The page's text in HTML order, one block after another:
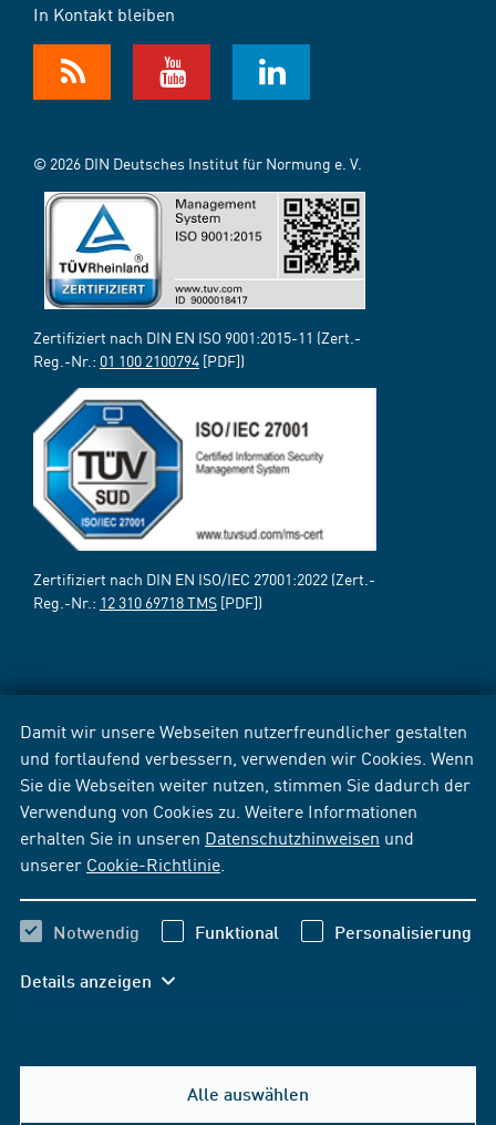
Damit wir unsere Webseiten nutzerfreundlicher gestalten
und fortlaufend verbessern, verwenden wir Cookies. Wenn
Sie die Webseiten weiter nutzen, stimmen Sie dadurch der
Verwendung von Cookies zu. Weitere Informationen
erhalten Sie in unseren Datenschutzhinweisen und
unserer Cookie-Richtlinie
Notwendig Funktional Personalisierung
Details anzeigen
Alle auswählen
In Kontakt bleiben
© 2026 DIN Deutsches Institut für Normung e. V.
Zertifiziert nach DIN EN ISO 9001:2015-11 (Zert.-
Reg.-Nr.: 01 100 2100794 [PDF])
Zertifiziert nach DIN EN ISO/IEC 27001:2022 (Zert.-
Reg.-Nr.: 12 310 69718 TMS [PDF])